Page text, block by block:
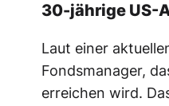
30-jährige US-
Laut einer
Fondsmanager,
erreichen wird.